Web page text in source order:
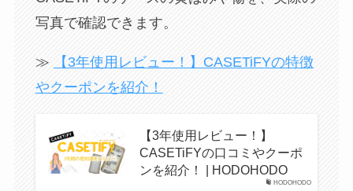
写真で確認できます。
≫
【3年使用レビュー！】CASETiFYの特徴
やクーポンを紹介！
HODOHODO
【3年使用レビュー！】
CASETiFYの口コミやクーポ
ンを紹介！ | HODOHODO